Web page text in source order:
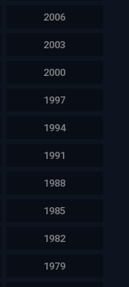
2006
2003
2000
1997
1994
1991
1988
1985
1982
1979